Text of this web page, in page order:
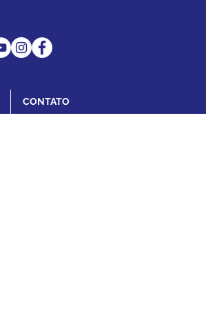
CONTATO